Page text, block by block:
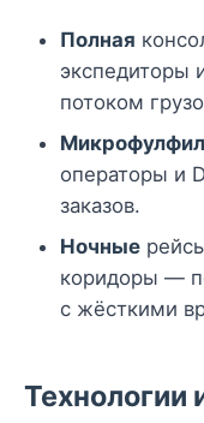
Полная
экспедиторы
потоком
операторы и
заказов.
Ночные
коридоры —
с жёсткими